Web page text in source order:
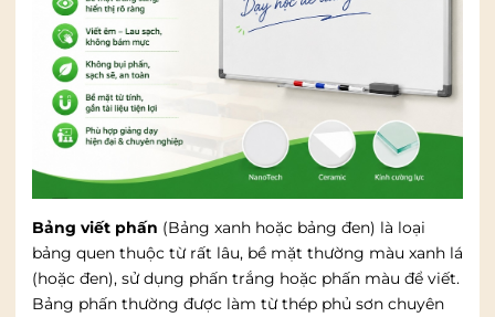
Bảng viết phấn (Bảng xanh hoặc bảng đen) là loại
bảng quen thuộc từ rất lâu, bề mặt thường màu xanh lá
(hoặc đen), sử dụng phấn trắng hoặc phấn màu để viết.
Bảng phấn thường được làm từ thép phủ sơn chuyên